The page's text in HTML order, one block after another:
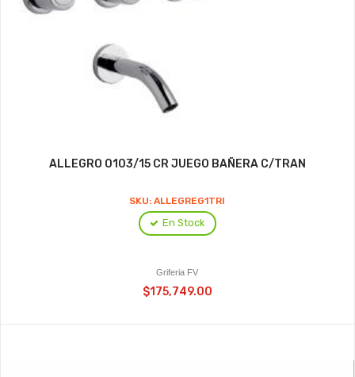
ALLEGRO 0103/15 CR JUEGO BAÑERA C/TRAN
SKU: ALLEGREG1TRI
En Stock
Griferia FV
$175,749.00